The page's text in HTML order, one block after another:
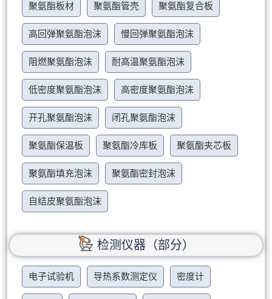
聚氨酯板材 聚氨酯管壳 聚氨酯复合板
高回弹聚氨酯泡沫 慢回弹聚氨酯泡沫
阻燃聚氨酯泡沫 耐高温聚氨酯泡沫
低密度聚氨酯泡沫 高密度聚氨酯泡沫
开孔聚氨酯泡沫 闭孔聚氨酯泡沫
聚氨酯保温板 聚氨酯冷库板 聚氨酯夹芯板
聚氨酯填充泡沫 聚氨酯密封泡沫
自结皮聚氨酯泡沫
检测仪器（部分）
电子试验机 导热系数测定仪 密度计